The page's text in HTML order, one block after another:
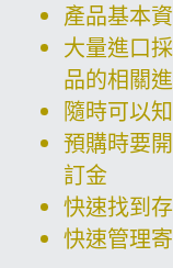
產品基本
大量進口
品的相關
隨時可以
預購時要
訂金
快速找到
快速管理